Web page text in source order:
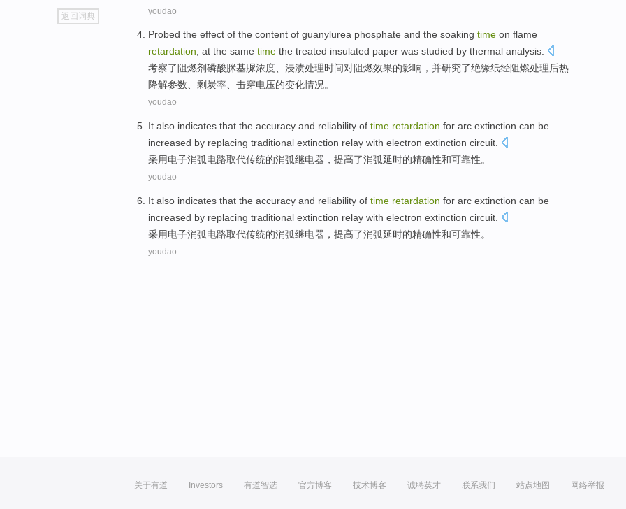
go
top
返回词典
youdao
Probed the effect of the content of guanylurea phosphate and the soaking time on flame
retardation, at the same time the treated insulated paper was studied by thermal analysis.
考察了 阻燃剂磷酸脒基脲浓度、 浸渍处理时间对阻燃效果的影响， 并研究了绝缘纸经阻燃处理后热
降解参数、剩炭率、击穿电压的变化情况。
youdao
It also indicates that the accuracy and reliability of time retardation for arc extinction can be
increased by replacing traditional extinction relay with electron extinction circuit
采用电子消弧电路取代传统的消弧继电器 ， 提高了消弧延时的精确性和可靠性。
youdao
It also indicates that the accuracy and reliability of time retardation for arc extinction can be
increased by replacing traditional extinction relay with electron extinction circuit
采用电子消弧电路取代传统的消弧继电器 ， 提高了消弧延时的精确性和可靠性。
youdao
关于有道 Investors 有道智选 官方博客 技术博客 诚聘英才 联系我们 站点地图 网络举报